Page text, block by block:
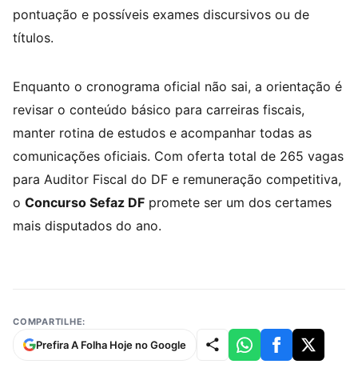
pontuação e possíveis exames discursivos ou de
títulos.
Enquanto o cronograma oficial não sai, a orientação é
revisar o conteúdo básico para carreiras fiscais,
manter rotina de estudos e acompanhar todas as
comunicações oficiais. Com oferta total de 265 vagas
para Auditor Fiscal do DF e remuneração competitiva,
o Concurso Sefaz DF promete ser um dos certames
mais disputados do ano.
COMPARTILHE:
Prefira A Folha Hoje no Google